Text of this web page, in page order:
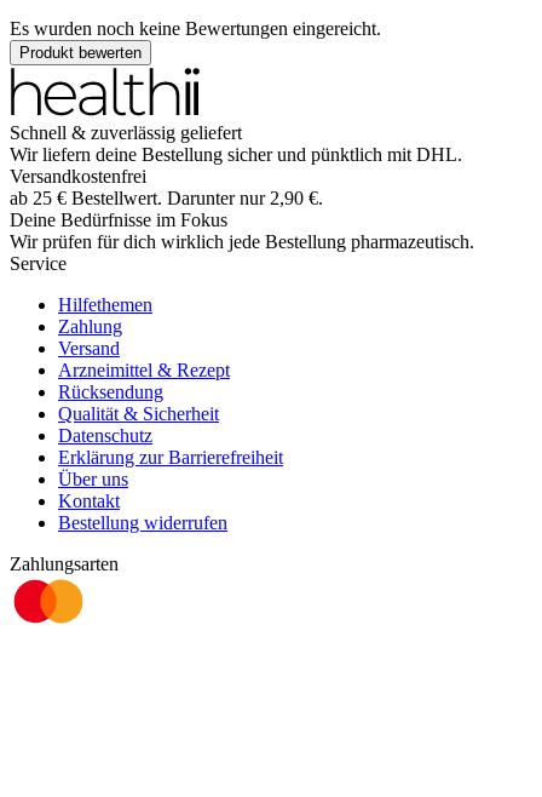
Es wurden noch keine Bewertungen eingereicht.
Produkt bewerten
Schnell & zuverlässig geliefert
Wir liefern deine Bestellung sicher und pünktlich mit DHL.
Versandkostenfrei
ab 25 € Bestellwert. Darunter nur 2,90 €.
Deine Bedürfnisse im Fokus
Wir prüfen für dich wirklich jede Bestellung pharmazeutisch.
Service
Hilfethemen
Zahlung
Versand
Arzneimittel & Rezept
Rücksendung
Qualität & Sicherheit
Datenschutz
Erklärung zur Barrierefreiheit
Über uns
Kontakt
Bestellung widerrufen
Zahlungsarten